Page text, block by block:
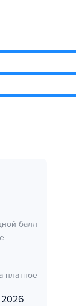
балл
платное
2026